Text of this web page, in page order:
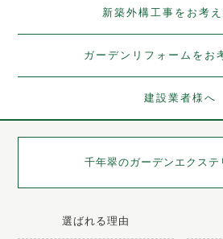
新築外構工事をお考
ガーデンリフォームをお
建設業者様へ
千年翠のガーデンエクステ
選ばれる理由